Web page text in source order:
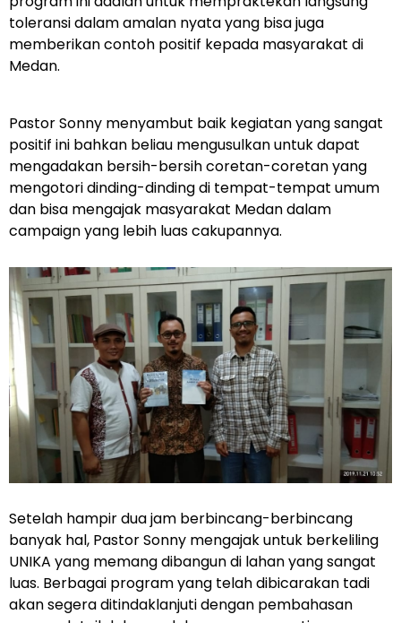
toleransi dalam amalan nyata yang bisa juga
memberikan contoh positif kepada masyarakat di
Medan.
Pastor Sonny menyambut baik kegiatan yang sangat
positif ini bahkan beliau mengusulkan untuk dapat
mengadakan bersih-bersih coretan-coretan yang
mengotori dinding-dinding di tempat-tempat umum
dan bisa mengajak masyarakat Medan dalam
campaign yang lebih luas cakupannya.
Setelah hampir dua jam berbincang-berbincang
banyak hal, Pastor Sonny mengajak untuk berkeliling
UNIKA yang memang dibangun di lahan yang sangat
luas. Berbagai program yang telah dibicarakan tadi
akan segera ditindaklanjuti dengan pembahasan